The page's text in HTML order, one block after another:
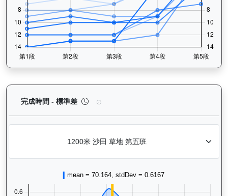
完成時間 - 標準差 型到爆（H011）— 完成時間標準差分